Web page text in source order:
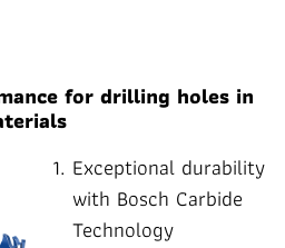
for drilling holes in
Exceptional durability
with Bosch Carbide
Technology